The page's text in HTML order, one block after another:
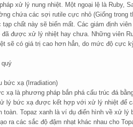
xử lý nung nhiệt. Một ngoại lệ là Ruby,
chứa các sợi rutile cực nhỏ (Giống trong
tạp chất này sẽ biến mất. Các giám định
đã được xử lý nhiệt hay chưa. Những viên
sẽ có giá trị cao hơn hẳn, do mức độ cực
bức xạ (Irradiation)
xạ là phương pháp bắn phá cấu trúc đá
lý bức xạ được kết hợp với xử lý nhiệt để
toàn. Topaz xanh là ví dụ điển hình về xử
ra các sắc độ đậm nhạt khác nhau cho